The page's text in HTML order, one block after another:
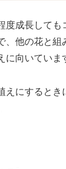
度成長して
、他の花と組
に向いていま
えにするとき